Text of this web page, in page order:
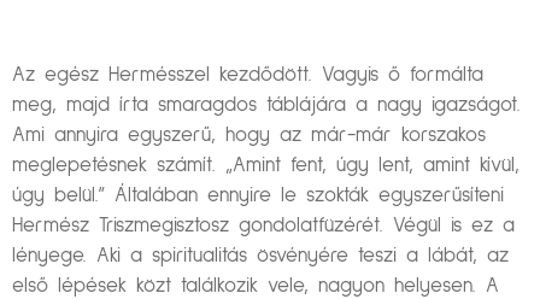
Az egész Hermésszel kezdődött. Vagyis ő formálta
meg, majd írta smaragdos táblájára a nagy igazságot.
Ami annyira egyszerű, hogy az már-már korszakos
meglepetésnek számít. „Amint fent, úgy lent, amint kívül,
úgy belül.” Általában ennyire le szokták egyszerűsíteni
Hermész Triszmegisztosz gondolatfüzérét. Végül is ez a
lényege. Aki a spiritualitás ösvényére teszi a lábát, az
első lépések közt találkozik vele, nagyon helyesen. A